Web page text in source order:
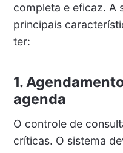
completa e eficaz. A
principais
ter:
1.
agenda
O controle de
críticas. O sistema